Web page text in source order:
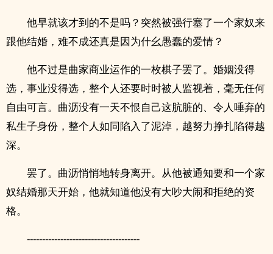
他早就该才到的不是吗？突然被强行塞了一个家奴来
跟他结婚，难不成还真是因为什幺愚蠢的爱情？
他不过是曲家商业运作的一枚棋子罢了。婚姻没得
选，事业没得选，整个人还要时时被人监视着，毫无任何
自由可言。曲沥没有一天不恨自己这肮脏的、令人唾弃的
私生子身份，整个人如同陷入了泥淖，越努力挣扎陷得越
深。
罢了。曲沥悄悄地转身离开。从他被通知要和一个家
奴结婚那天开始，他就知道他没有大吵大闹和拒绝的资
格。
-------------------------------------